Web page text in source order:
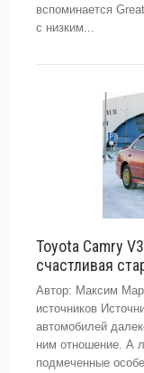
вспоминается
с низким...
Toyota Camry
счастливая
Автор: Максим
источников
автомобилей
ним отношение. А
подмеченные